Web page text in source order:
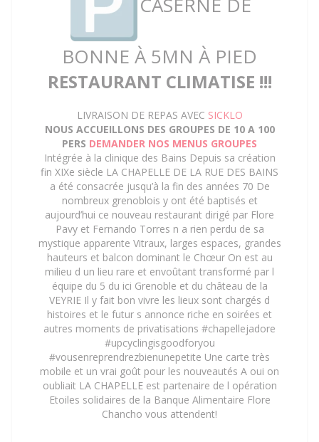
CASERNE DE
BONNE À 5MN À PIED
RESTAURANT CLIMATISE !!!
LIVRAISON DE REPAS AVEC SICKLO
NOUS ACCUEILLONS DES GROUPES DE 10 A 100
PERS DEMANDER NOS MENUS GROUPES
Intégrée à la clinique des Bains Depuis sa création
fin XIXe siècle LA CHAPELLE DE LA RUE DES BAINS
a été consacrée jusqu’à la fin des années 70 De
nombreux grenoblois y ont été baptisés et
aujourd’hui ce nouveau restaurant dirigé par Flore
Pavy et Fernando Torres n a rien perdu de sa
mystique apparente Vitraux, larges espaces, grandes
hauteurs et balcon dominant le Chœur On est au
milieu d un lieu rare et envoûtant transformé par l
équipe du 5 du ici Grenoble et du château de la
VEYRIE Il y fait bon vivre les lieux sont chargés d
histoires et le futur s annonce riche en soirées et
autres moments de privatisations #chapellejadore
#upcyclingisgoodforyou
#vousenreprendrezbienunepetite Une carte très
mobile et un vrai goût pour les nouveautés A oui on
oubliait LA CHAPELLE est partenaire de l opération
Etoiles solidaires de la Banque Alimentaire Flore
Chancho vous attendent!